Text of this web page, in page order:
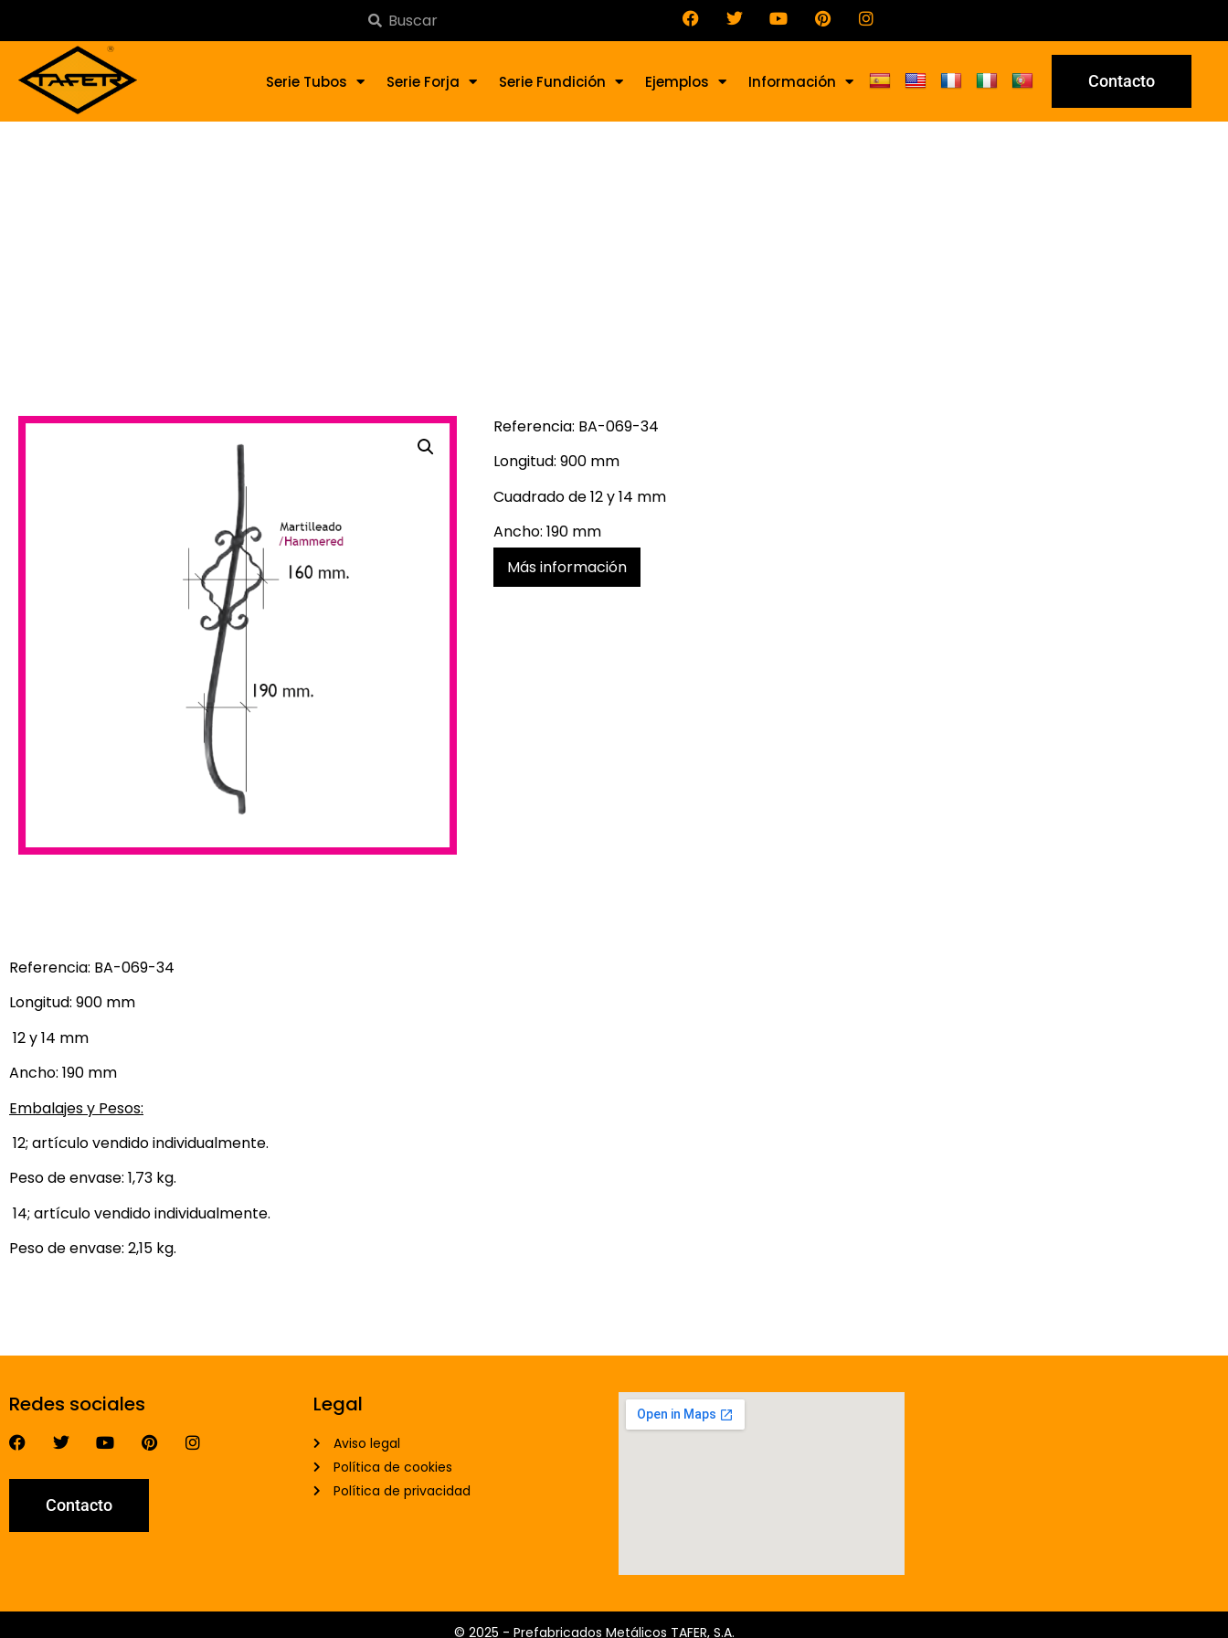
Serie Tubos Serie Forja Serie Fundición Ejemplos Información Contacto
Referencia: BA-069-34
Longitud: 900 mm
Cuadrado de 12 y 14 mm
Ancho: 190 mm
Más información
Referencia: BA-069-34
Longitud: 900 mm
12 y 14 mm
Ancho: 190 mm
Embalajes y Pesos:
12; artículo vendido individualmente.
Peso de envase: 1,73 kg.
14; artículo vendido individualmente.
Peso de envase: 2,15 kg.
Redes sociales
Contacto
Legal
Aviso legal
Política de cookies
Política de privacidad
© 2025 - Prefabricados Metálicos TAFER, S.A.